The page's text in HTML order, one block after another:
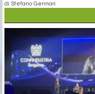
di Stefano Gennari